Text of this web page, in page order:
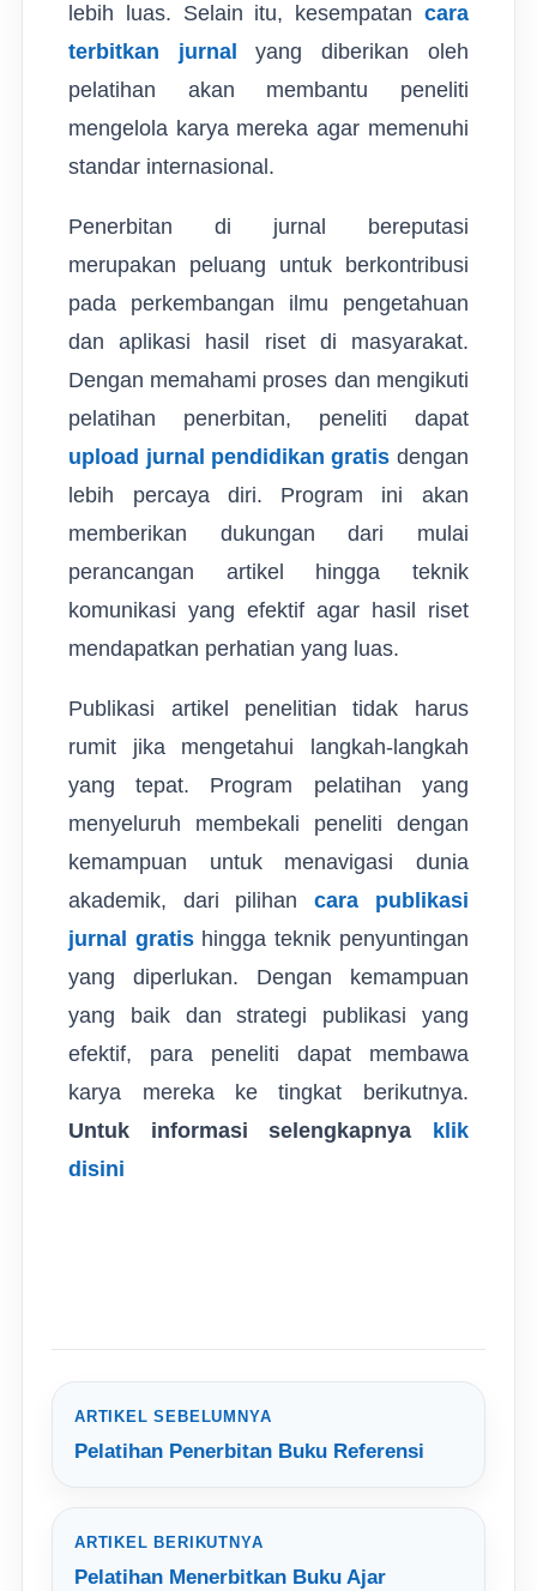
lebih luas. Selain itu, kesempatan cara
terbitkan jurnal
yang diberikan oleh
pelatihan akan membantu peneliti
mengelola karya mereka agar memenuhi
standar internasional.
Penerbitan di jurnal bereputasi
merupakan peluang untuk berkontribusi
pada perkembangan ilmu pengetahuan
dan aplikasi hasil riset di masyarakat.
Dengan memahami proses dan mengikuti
pelatihan penerbitan, peneliti dapat
upload jurnal pendidikan gratis dengan
lebih percaya diri. Program ini akan
memberikan dukungan dari mulai
perancangan artikel hingga teknik
komunikasi yang efektif agar hasil riset
mendapatkan perhatian yang luas.
Publikasi artikel penelitian tidak harus
rumit jika mengetahui langkah-langkah
yang tepat. Program pelatihan yang
menyeluruh membekali peneliti dengan
kemampuan untuk menavigasi dunia
akademik, dari pilihancara publikasi
jurnal gratishingga teknik penyuntingan
yang diperlukan. Dengan kemampuan
yang baik dan strategi publikasi yang
efektif, para peneliti dapat membawa
karya mereka ke tingkat berikutnya.
Untuk informasi selengkapnya
klik
disini
ARTIKEL SEBELUMNYA
Pelatihan Penerbitan Buku Referensi
ARTIKEL BERIKUTNYA
Pelatihan Menerbitkan Buku Ajar